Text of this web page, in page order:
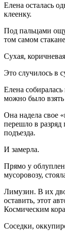
Елена осталась
клеенку.
Под пальцами
том самом
Сухая,
Это случилось в
Елена
можно было
Она надела свое
перешло в
подъезда.
И замерла.
Прямо у
мусоровозу,
Лимузин. В их
оставить, этот
Космическим
Соседки,